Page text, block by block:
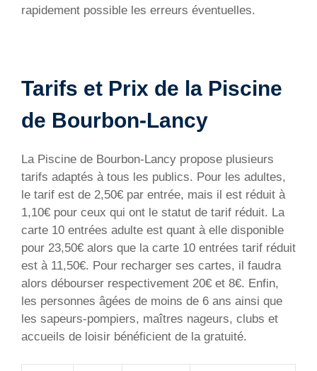
rapidement possible les erreurs éventuelles.
Tarifs et Prix de la Piscine
de Bourbon-Lancy
La Piscine de Bourbon-Lancy propose plusieurs
tarifs adaptés à tous les publics. Pour les adultes,
le tarif est de 2,50€ par entrée, mais il est réduit à
1,10€ pour ceux qui ont le statut de tarif réduit. La
carte 10 entrées adulte est quant à elle disponible
pour 23,50€ alors que la carte 10 entrées tarif réduit
est à 11,50€. Pour recharger ses cartes, il faudra
alors débourser respectivement 20€ et 8€. Enfin,
les personnes âgées de moins de 6 ans ainsi que
les sapeurs-pompiers, maîtres nageurs, clubs et
accueils de loisir bénéficient de la gratuité.